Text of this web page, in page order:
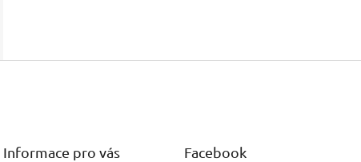
Informace pro vás Facebook